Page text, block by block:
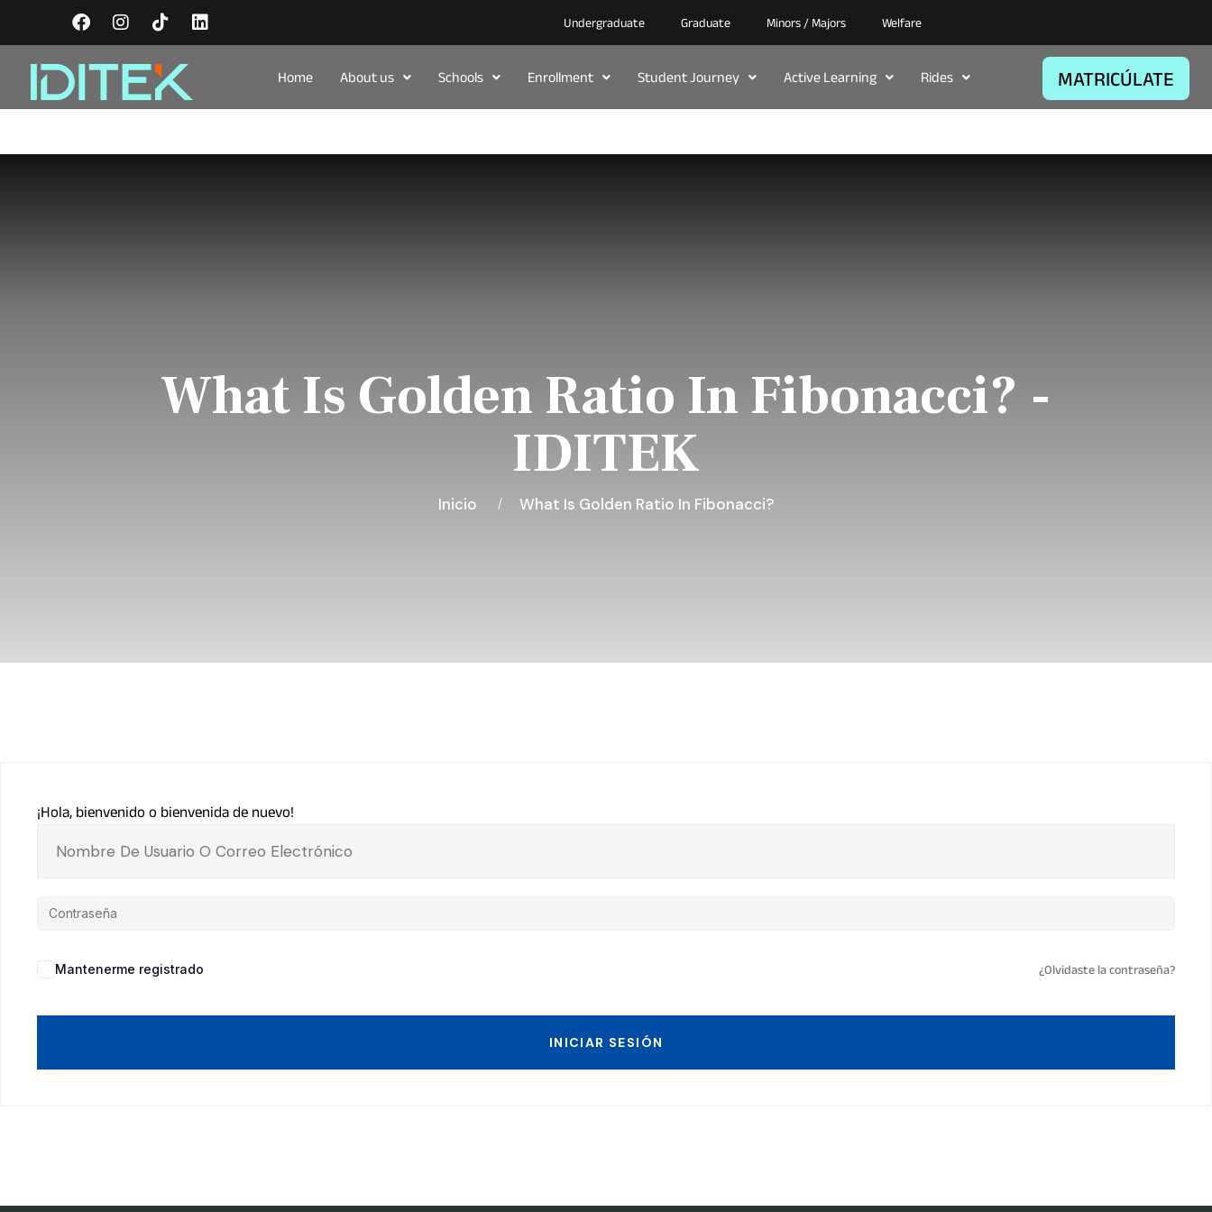
Undergraduate Graduate Minors / Majors Welfare
Home About us Schools Enrollment Student Journey Active Learning Rides MATRICÚLATE
What Is Golden Ratio In Fibonacci? -
IDITEK
Inicio What Is Golden Ratio In Fibonacci?
¡Hola, bienvenido o bienvenida de nuevo!
Mantenerme registrado ¿Olvidaste la contraseña?
INICIAR SESIÓN